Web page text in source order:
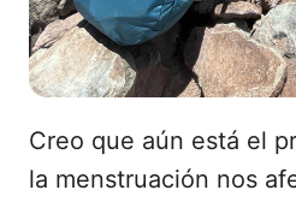
Creo que aún está el
la menstruación nos